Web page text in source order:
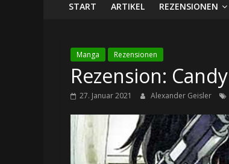
START ARTIKEL REZENSIONEN
Manga Rezensionen
Rezension:
27. Januar 2021 Alexander Geisler